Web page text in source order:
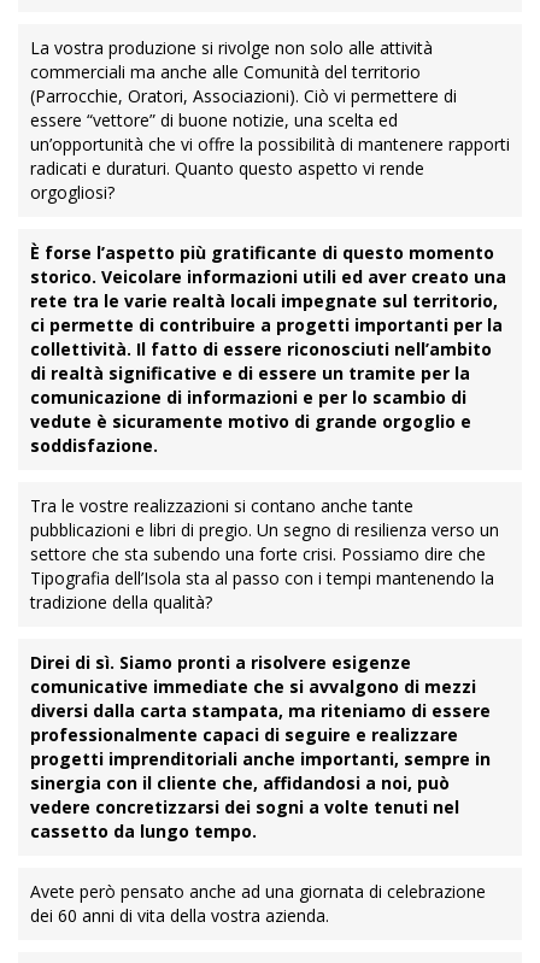
La vostra produzione si rivolge non solo alle attività
commerciali ma anche alle Comunità del territorio
(Parrocchie, Oratori, Associazioni). Ciò vi permettere di
essere “vettore” di buone notizie, una scelta ed
un’opportunità che vi offre la possibilità di mantenere rapporti
radicati e duraturi. Quanto questo aspetto vi rende
orgogliosi?
È forse l’aspetto più gratificante di questo momento
storico. Veicolare informazioni utili ed aver creato una
rete tra le varie realtà locali impegnate sul territorio,
ci permette di contribuire a progetti importanti per la
collettività. Il fatto di essere riconosciuti nell’ambito
di realtà significative e di essere un tramite per la
comunicazione di informazioni e per lo scambio di
vedute è sicuramente motivo di grande orgoglio e
soddisfazione.
Tra le vostre realizzazioni si contano anche tante
pubblicazioni e libri di pregio. Un segno di resilienza verso un
settore che sta subendo una forte crisi. Possiamo dire che
Tipografia dell’Isola sta al passo con i tempi mantenendo la
tradizione della qualità?
Direi di sì. Siamo pronti a risolvere esigenze
comunicative immediate che si avvalgono di mezzi
diversi dalla carta stampata, ma riteniamo di essere
professionalmente capaci di seguire e realizzare
progetti imprenditoriali anche importanti, sempre in
sinergia con il cliente che, affidandosi a noi, può
vedere concretizzarsi dei sogni a volte tenuti nel
cassetto da lungo tempo.
Avete però pensato anche ad una giornata di celebrazione
dei 60 anni di vita della vostra azienda.